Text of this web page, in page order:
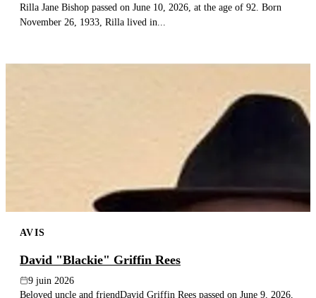
Rilla Jane Bishop passed on June 10, 2026, at the age of 92. Born
November 26, 1933, Rilla lived in...
AVIS
David "Blackie" Griffin Rees
9 juin 2026
Beloved uncle and friendDavid Griffin Rees passed on June 9, 2026,